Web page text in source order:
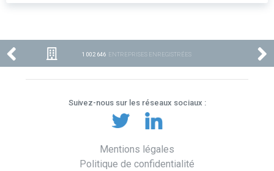
1 002 646 ENTREPRISES ENREGISTRÉES
Suivez-nous sur les réseaux sociaux :
Mentions légales
Politique de confidentialité